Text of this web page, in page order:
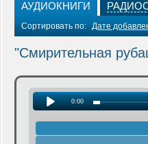
АУДИОКНИГИ
Сортировать по: Дате
"Смирительная
0:00